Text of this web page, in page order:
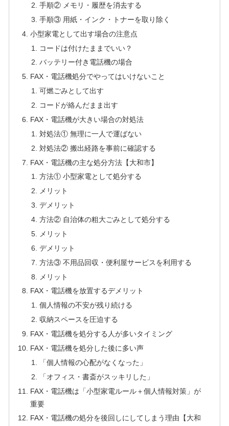
手順② メモリ・履歴を消去する
手順③ 用紙・インク・トナーを取り除く
小型家電として出す場合の注意点
コードは付けたままでいい？
バッテリー付き電話機の場合
FAX・電話機処分でやってはいけないこと
可燃ごみとして出す
コードが絡んだまま出す
FAX・電話機が大きい場合の対処法
対処法① 無理に一人で運ばない
対処法② 搬出経路を事前に確認する
FAX・電話機の主な処分方法【大和市】
方法① 小型家電として処分する
メリット
デメリット
方法② 自治体の粗大ごみとして処分する
メリット
デメリット
方法③ 不用品回収・便利屋サービスを利用する
メリット
FAX・電話機を放置するデメリット
個人情報の不安が残り続ける
収納スペースを圧迫する
FAX・電話機を処分する人が多いタイミング
FAX・電話機を処分した後に多い声
「個人情報の心配がなくなった」
「オフィス・書斎がスッキリした」
FAX・電話機は「小型家電ルール＋個人情報対策」が
重要
FAX・電話機の処分を後回しにしてしまう理由【大和